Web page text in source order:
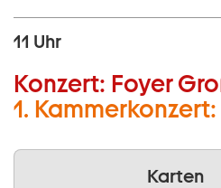
11 Uhr
Konzert: Foyer
1. Kammerkonzert:
Karten